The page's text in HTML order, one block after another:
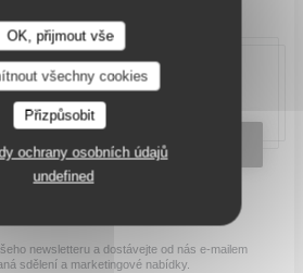
OK, přijmout vše
všechny cookies
Přizpůsobit
ochrany osobních údajů
undefined
Bellecour, 69002 Lyon
STŮL
newsletteru a dostávejte od nás e-mailem
sdělení a marketingové nabídky.